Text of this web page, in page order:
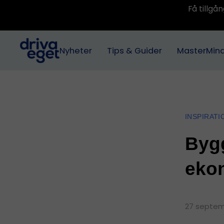
Få
Nyheter Tips & Guider
27